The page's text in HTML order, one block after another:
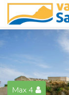
Max 4